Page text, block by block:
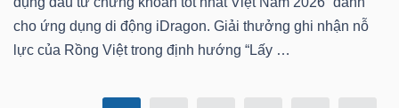
cho ứng dụng di động iDragon. Giải thưởng ghi nhận nỗ
lực của Rồng Việt trong định hướng “Lấy …
phân
tích
(-)